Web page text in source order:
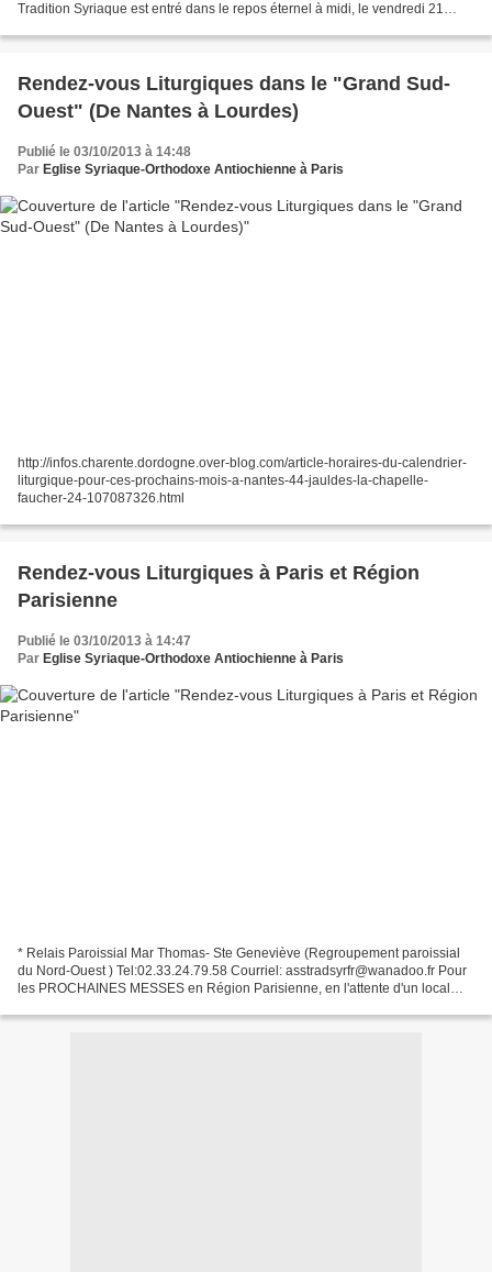
Tradition Syriaque est entré dans le repos éternel à midi, le vendredi 21
Rendez-vous Liturgiques dans le "Grand Sud-
Ouest" (De Nantes à Lourdes)
Publié le 03/10/2013 à 14:48
Par Eglise Syriaque-Orthodoxe Antiochienne à Paris
http://infos.charente.dordogne.over-blog.com/article-horaires-du-calendrier-
liturgique-pour-ces-prochains-mois-a-nantes-44-jauldes-la-chapelle-
faucher-24-107087326.html
Rendez-vous Liturgiques à Paris et Région
Parisienne
Publié le 03/10/2013 à 14:47
Par Eglise Syriaque-Orthodoxe Antiochienne à Paris
* Relais Paroissial Mar Thomas- Ste Geneviève (Regroupement paroissial
du Nord-Ouest ) Tel:02.33.24.79.58 Courriel: asstradsyrfr@wanadoo.fr Pour
les PROCHAINES MESSES en Région Parisienne, en l'attente d'un local